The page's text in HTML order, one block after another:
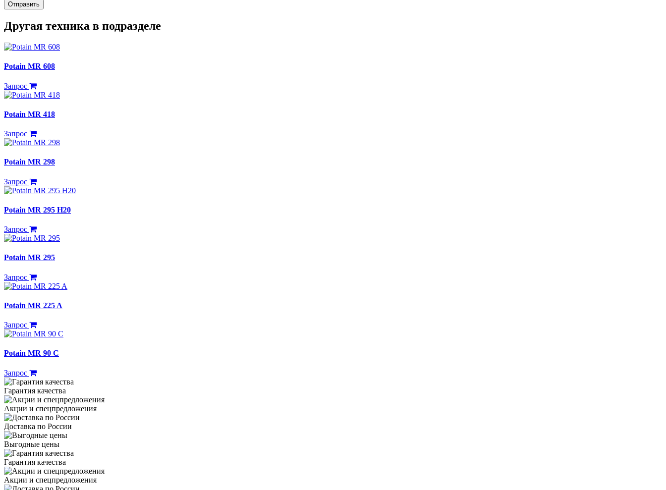
Отправить
Другая техника в подразделе
Potain MR 608
Запрос
Potain MR 418
Запрос
Potain MR 298
Запрос
Potain MR 295 H20
Запрос
Potain MR 295
Запрос
Potain MR 225 A
Запрос
Potain MR 90 C
Запрос
Гарантия качества
Акции и спецпредложения
Доставка по России
Выгодные цены
Гарантия качества
Акции и спецпредложения